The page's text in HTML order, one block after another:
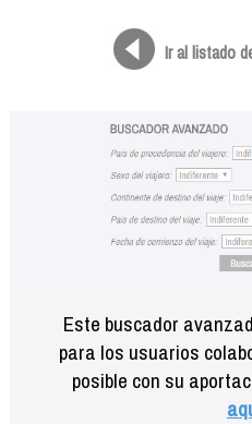
Ir al listado
Este buscador
para los usuarios
posible con su